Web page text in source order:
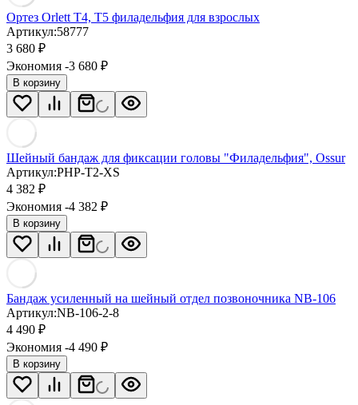
Ортез Orlett T4, T5 филадельфия для взрослых
Артикул:58777
3 680 ₽
Экономия -3 680 ₽
В корзину
Шейный бандаж для фиксации головы "Филадельфия", Ossur
Артикул:PHP-T2-XS
4 382 ₽
Экономия -4 382 ₽
В корзину
Бандаж усиленный на шейный отдел позвоночника NB-106
Артикул:NB-106-2-8
4 490 ₽
Экономия -4 490 ₽
В корзину